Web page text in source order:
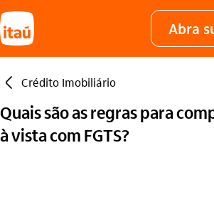
Abra
seta_esquerda Crédito Imobiliário
Quais são as regras para
à vista com FGTS?